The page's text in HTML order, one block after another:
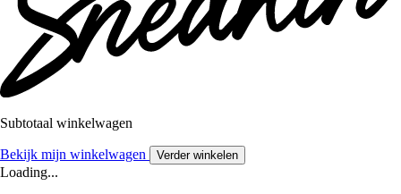
Subtotaal winkelwagen
Bekijk mijn winkelwagen Verder winkelen
Loading...